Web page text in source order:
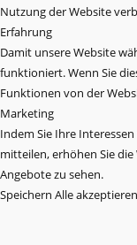
Nutzung der Website
Erfahrung
Damit unsere Website
funktioniert. Wenn Sie
Funktionen von der
Marketing
Indem Sie Ihre
mitteilen, erhöhen Sie
Angebote zu sehen.
Speichern Alle akzeptieren